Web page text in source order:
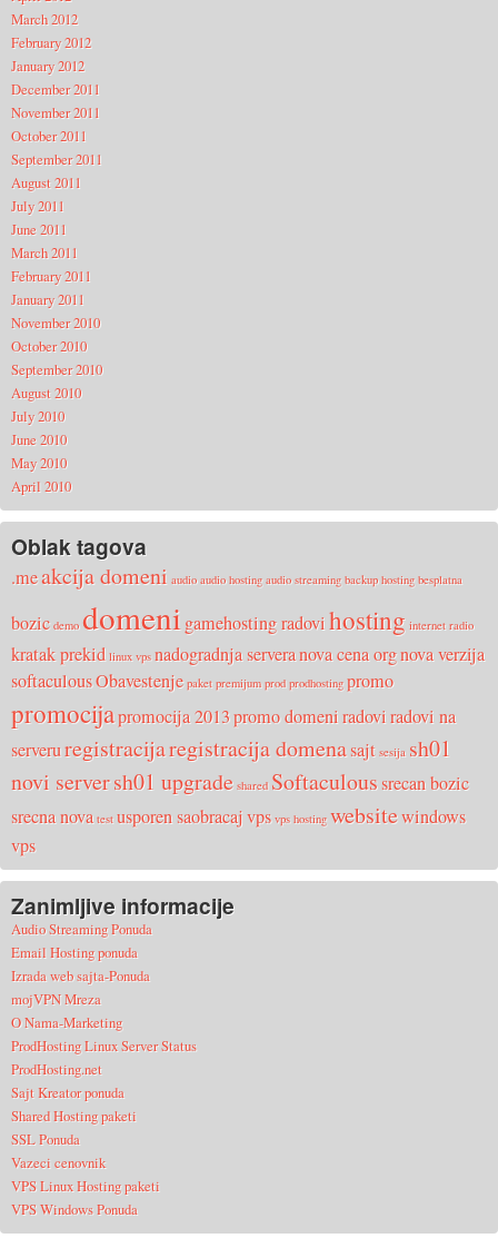
March 2012
February 2012
January 2012
December 2011
November 2011
October 2011
September 2011
August 2011
July 2011
June 2011
March 2011
February 2011
January 2011
November 2010
October 2010
September 2010
August 2010
July 2010
June 2010
May 2010
April 2010
Oblak tagova
.meakcija domeni audio audio hosting audio streaming backup hosting besplatna
bozic demo domeni gamehosting radovihosting internet radio
kratak prekid linux vps nadogradnja serveranova cena orgnova verzija
softaculousObavestenje paket premijum prod prodhosting promo
promocijapromocija 2013promo domeniradoviradovi na
serveruregistracijaregistracija domenasajt sesija sh01
novi serversh01 upgrade shared Softaculoussrecan bozic
srecna nova test usporen saobracajvps vps hosting websitewindows
vps
Zanimljive informacije
Audio Streaming Ponuda
Email Hosting ponuda
Izrada web sajta-Ponuda
mojVPN Mreza
O Nama-Marketing
ProdHosting Linux Server Status
ProdHosting.net
Sajt Kreator ponuda
Shared Hosting paketi
SSL Ponuda
Vazeci cenovnik
VPS Linux Hosting paketi
VPS Windows Ponuda